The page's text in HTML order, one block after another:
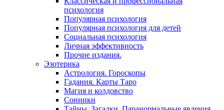
психология
Популярная психология
Популярная психология для детей
Социальная психология
Личная эффективность
Прочие издания.
Эзотерика
Астрология. Гороскопы
Гадания. Карты Таро
Магия и колдовство
Сонники